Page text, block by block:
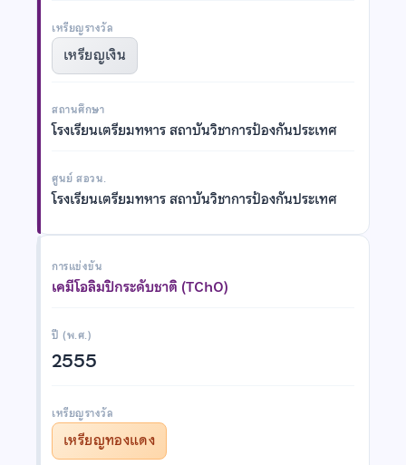
เหรียญรางวัล
เหรียญเงิน
สถานศึกษา
โรงเรียนเตรียมทหาร สถาบันวิชาการป้องกันประเทศ
ศูนย์ สอวน.
โรงเรียนเตรียมทหาร สถาบันวิชาการป้องกันประเทศ
การแข่งขัน
เคมีโอลิมปิกระดับชาติ (TChO)
ปี (พ.ศ.)
2555
เหรียญรางวัล
เหรียญทองแดง